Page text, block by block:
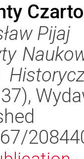
Pijaj